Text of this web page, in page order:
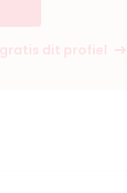
gratis dit profiel